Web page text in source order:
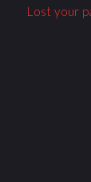
Lost your